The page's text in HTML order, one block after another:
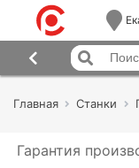
Главная Станки
Гарантия